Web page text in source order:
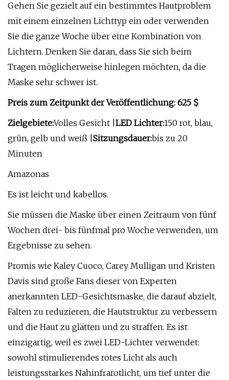
Gehen Sie gezielt auf ein bestimmtes Hautproblem
mit einem einzelnen Lichttyp ein oder verwenden
Sie die ganze Woche über eine Kombination von
Lichtern. Denken Sie daran, dass Sie sich beim
Tragen möglicherweise hinlegen möchten, da die
Maske sehr schwer ist.
Preis zum Zeitpunkt der Veröffentlichung: 625 $
Zielgebiete:Volles Gesicht | LED Lichter:150 rot, blau,
grün, gelb und weiß | Sitzungsdauer:bis zu 20
Minuten
Amazonas
Es ist leicht und kabellos.
Sie müssen die Maske über einen Zeitraum von fünf
Wochen drei- bis fünfmal pro Woche verwenden, um
Ergebnisse zu sehen.
Promis wie Kaley Cuoco, Carey Mulligan und Kristen
Davis sind große Fans dieser von Experten
anerkannten LED-Gesichtsmaske, die darauf abzielt,
Falten zu reduzieren, die Hautstruktur zu verbessern
und die Haut zu glätten und zu straffen. Es ist
einzigartig, weil es zwei LED-Lichter verwendet:
sowohl stimulierendes rotes Licht als auch
leistungsstarkes Nahinfrarotlicht, um tief unter die